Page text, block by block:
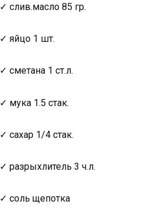
✓ слив.масло 85 гр.
✓ яйцо 1 шт.
✓ сметана 1 ст.л.
✓ мука 1.5 стак.
✓ сахар 1/4 стак.
✓ разрыхлитель 3 ч.л.
✓ соль щепотка